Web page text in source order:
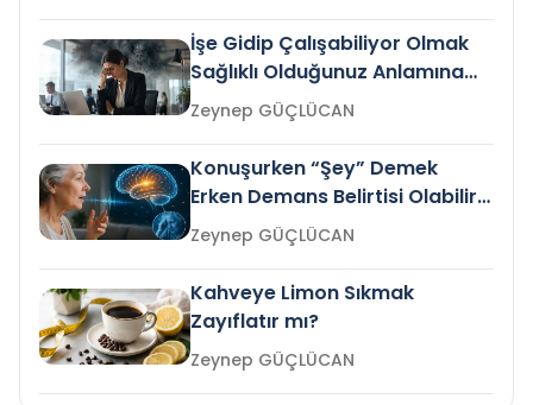
İşe Gidip Çalışabiliyor Olmak
Sağlıklı Olduğunuz Anlamına
Gelir mi?Zeynep GÜÇLÜCAN
Konuşurken “Şey” Demek
Erken Demans Belirtisi Olabilir
mi?
Zeynep GÜÇLÜCAN
Kahveye Limon Sıkmak
Zayıflatır mı?
Zeynep GÜÇLÜCAN